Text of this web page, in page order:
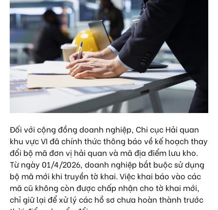
Đối với cộng đồng doanh nghiệp, Chi cục Hải quan
khu vực VI đã chính thức thông báo về kế hoạch thay
đổi bộ mã đơn vị hải quan và mã địa điểm lưu kho.
Từ ngày 01/4/2026, doanh nghiệp bắt buộc sử dụng
bộ mã mới khi truyền tờ khai. Việc khai báo vào các
mã cũ không còn được chấp nhận cho tờ khai mới,
chỉ giữ lại để xử lý các hồ sơ chưa hoàn thành trước